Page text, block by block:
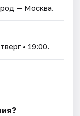
— Москва.
• 19:00.